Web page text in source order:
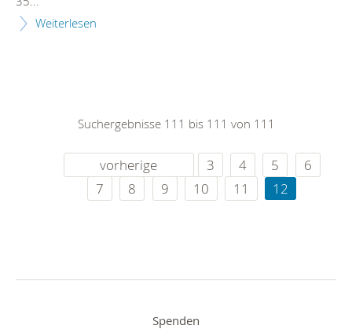
Weiterlesen
Suchergebnisse 111 bis 111 von 111
vorherige 3 4 5
6
7
8 9 10 11 12
Spenden